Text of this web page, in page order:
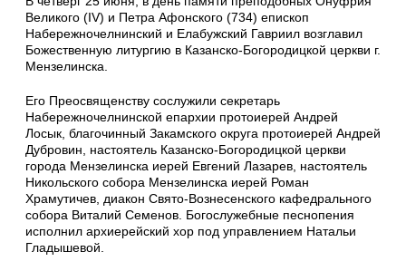
Великого (IV) и Петра Афонского (734) епископ
Набережночелнинский и Елабужский Гавриил возглавил
Божественную литургию в Казанско-Богородицкой церкви г.
Мензелинска.
Его Преосвященству сослужили секретарь
Набережночелнинской епархии протоиерей Андрей
Лосык, благочинный Закамского округа протоиерей Андрей
Дубровин, настоятель Казанско-Богородицкой церкви
города Мензелинска иерей Евгений Лазарев, настоятель
Никольского собора Мензелинска иерей Роман
Храмутичев, диакон Свято-Вознесенского кафедрального
собора Виталий Семенов. Богослужебные песнопения
исполнил архиерейский хор под управлением Натальи
Гладышевой.